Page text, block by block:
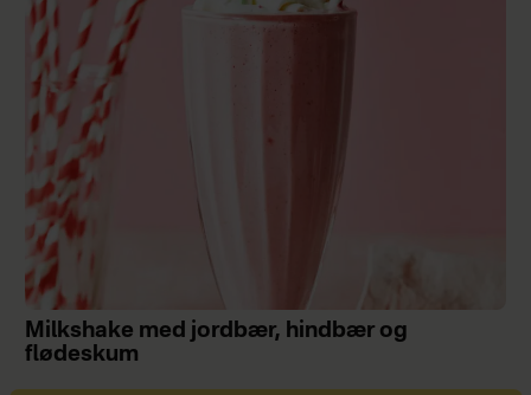
Milkshake med jordbær, hindbær og
flødeskum